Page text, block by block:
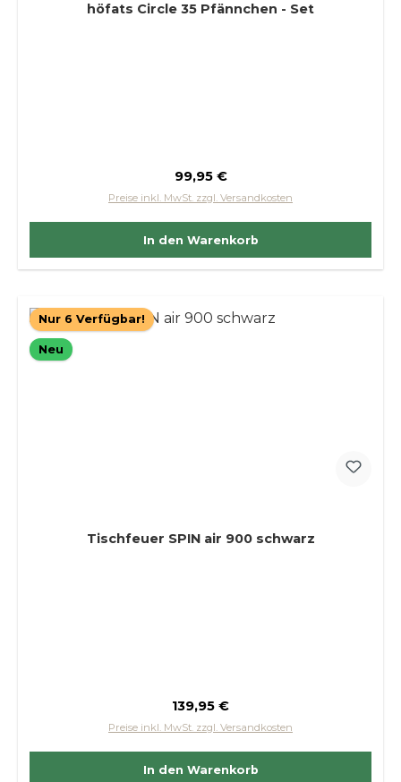
höfats Circle 35 Pfännchen - Set
Regulärer Preis:
99,95 €
Preise inkl. MwSt. zzgl. Versandkosten
In den Warenkorb
Nur 6 Verfügbar!
Neu
Tischfeuer SPIN air 900 schwarz
Regulärer Preis:
139,95 €
Preise inkl. MwSt. zzgl. Versandkosten
In den Warenkorb